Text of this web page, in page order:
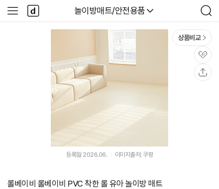
다나와
놀이방매트/안전용품
검
색
사
이
다
나
와
상품비교
관
심
등록월 2026.06. 이미지출처: 쿠팡
롤베이비 롤베이비 PVC 착한 롤 유아 놀이방 매트